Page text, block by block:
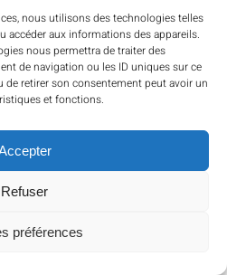
nous utilisons des technologies telles
accéder aux informations des appareils.
nous permettra de traiter des
de navigation ou les ID uniques sur ce
de retirer son consentement peut avoir un
et fonctions.
Refuser
préférences
faire ?
vos côtés pour
en œuvre du plan de
former les équipes, pour
d’activité.
notre fiche produit